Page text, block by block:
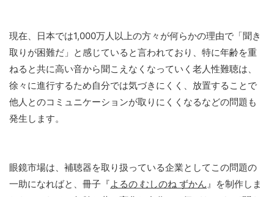
現在、日本では1,000万人以上の方々が何らかの理由で「聞き
取りが困難だ」と感じていると言われており、特に年齢を重
ねると共に高い音から聞こえなくなっていく老人性難聴は、
徐々に進行するため自分では気づきにくく、放置することで
他人とのコミュニケーションが取りにくくなるなどの問題も
発生します。
眼鏡市場は、補聴器を取り扱っている企業としてこの問題の
一助になればと、冊子『よるの むしのね ずかん』を制作しま